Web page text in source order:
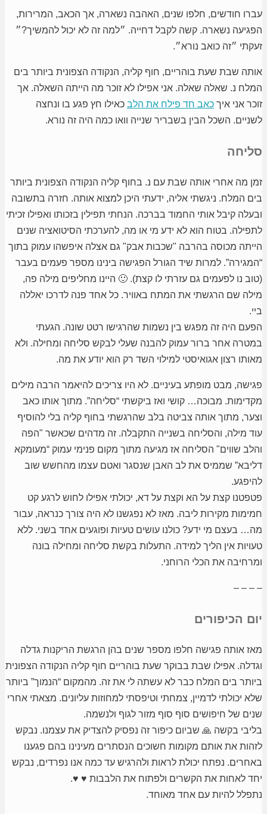
עברו חודשים, חלפו שנים, האהבה נשארה, אך הכאב, המרירות,
הפגיעה נשארה. קשה לקבל דחייה. ״למה זה לא יכול להמשיך?״
זעקתי ״זה כואב נורא״.
אותה שבת שעת בוהריים, חוף קליה, הנקודה הצפונית ביותר בים
המלח נ. שאלה שאלה. אני אפילו לא זוכר מה הייתה השאלה. אך
זוכר אני איך כאב חד פילח את הלב כאילו חץ פגע בו ונחצה
לשניים. השכל הבין בשבריר שנייה וואו כמה היה זה נורא.
סליחה
זמן מה אחרי אותה שבת עם נ. בחוף קליה הנקודה הצפונית ביותר
בים המלח. ניגשתי אליה, ידעתי היכן למצוא אותה. חזרה בתשובה
ובעלה קיבל אותי החמוד בברכה. הנחתי תפילין בזכותו ואפילו זכיתי
לתפילה. בטוח הוא לא ידע מי או מה, להערכתי הסיטואציה שנים
הייתה מכוסה בהרבה "שכבות אבק" גם אצלה איפשהו עמוק בתוך
“המגירה”. למרות שיד הגורל הפגישה בינינו מספר פעמים בעבר
(טוב נו לפעמים גם עזרתי לו קצת). 🙂 היינו מחליפים מילה פה,
מילה שם הרגשתי את המתח באוויר. כל אחד פנה לדרכו יאללה
ביי.
הפעם היה זה מפגש בין נשמות שהרגישו רטט שונה. הגעתי
במטרה אחר ברור עמוק להבנה שעלי לבקש סליחה ומחילה. ולא
מאותו רצון אגואיסטי למילוי השד רק הוא יודע את מה.
פגישה, מבט מופתע בעיניים. לא היו צריכים להיאמר הרבה מילים
מקדימות. מבוכה… קושי ואז ביקשתי “סליחה”. מתוך אותו כאב
וצער, מתוך אותה צביטה בלב שהרגשתי בחוף קליה בלי להוסיף
עוד מילה, והסליחה בשנייה התקבלה. זה מדהים שכאשר "הפה
והלב שווים" הסליחה אז מגיעה מתוך מקום פנימי עמוק “מעומקא
דליבא” שממיס את לב האבן שנסגר ואטם עצמו מהחשש שוב
להיפגע.
פטפטנו קצת על הא וקצת על דא, יכולתי אפילו לחוש לרגע קט
חמימות מקירות ליבה. מאז לא נפגשנו לא היה צורך כנראה, עבור
מה… בעצם מי ידע? כולנו עושים טעיות ופוגעים אחד בשני. ללא
טעויות אין הליך למידה. התעלות בקשת סליחה ומחילה בונה
ומרחיבה את הכלי הרוחני.
– – – –
יום הכיפורים
מאז אותה פגישה חלפו מספר שנים בהן הרגשת הריקנות גדלה
וגדלה. אפילו שבת בבוקר שעת בוהריים חוף קליה הנקודה הצפונית
ביותר בים המלח כבר לא עשתה לי את זה. מהמקום “הנמוך” ביותר
שלא יכולתי לדמיין, צמחתי וטיפסתי למחוזות עליונים. מצאתי אחרי
שנים של חיפושים סוף סוף מזור לגוף ולנשמה.
בליבי בקשה 🙏 שביום כיפור זה נפסיק להצדיק את עצמנו. נבקש
לזהות את אותם מקומות חשוכים הנסתרים מעינינו בהם פגענו
באחרים. נפתח יכולת לראות ולהרגיש עד כמה אנו נפרדים, נבקש
יחד לאחות את הקשרים ולפתוח את הלבבות ♥ ♥.
נתפלל להיות עם אחד מאוחד.